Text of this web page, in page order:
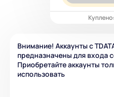
Внимание! Аккаунты с
предназначены для входа
Приобретайте аккаунты
использовать